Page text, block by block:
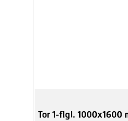
Tor 1-flgl. 1000x1600